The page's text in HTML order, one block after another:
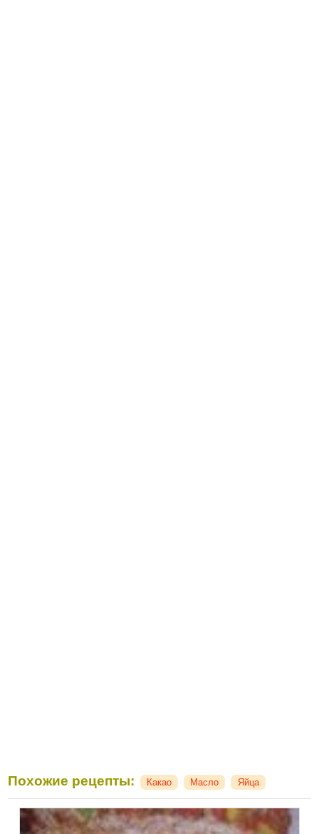
Похожие рецепты: Какао Масло Яйца